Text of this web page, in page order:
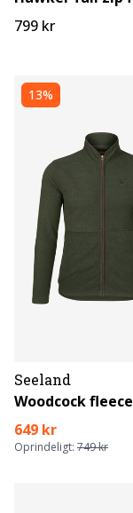
799 kr
13%
Seeland
Woodcock fleece
649 kr
Oprindeligt: 749 kr